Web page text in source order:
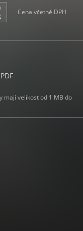
Cena včetně DPH
PDF
mají velikost od 1 MB do